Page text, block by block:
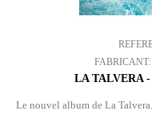
FABRICANT:
LA TALVERA
Le nouvel album de La